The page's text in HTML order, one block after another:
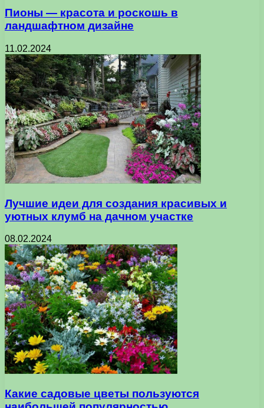
Пионы — красота и роскошь в
ландшафтном дизайне
11.02.2024
Лучшие идеи для создания красивых и
уютных клумб на дачном участке
08.02.2024
Какие садовые цветы пользуются